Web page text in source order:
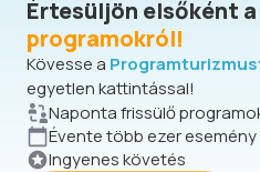
is nyíregyházi ki- vagy
Értesüljön elsőként a
programokról!
Kövesse a
egyetlen kattintással!
Naponta frissülő
Évente több ezer esemény
Ingyenes követés